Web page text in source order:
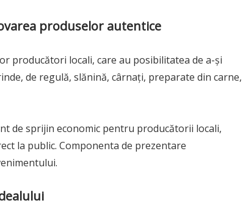
produselor autentice
producători locali, care au posibilitatea de a-și
de regulă, slănină, cârnați, preparate din carne,
de sprijin economic pentru producătorii locali,
la public. Componenta de prezentare